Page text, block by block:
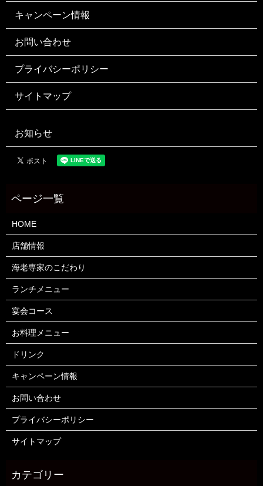
キャンペーン情報
お問い合わせ
プライバシーポリシー
サイトマップ
お知らせ
HOME
店舗情報
海老専家のこだわり
ランチメニュー
宴会コース
お料理メニュー
ドリンク
キャンペーン情報
お問い合わせ
プライバシーポリシー
サイトマップ